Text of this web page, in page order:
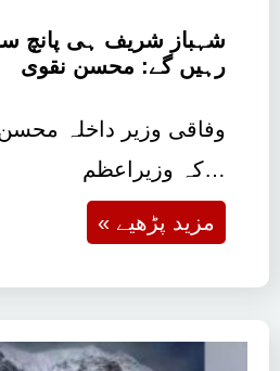
شہباز شریف ہی پانچ
رہیں گے: محسن نقوی
وفاقی وزیر داخلہ
کہ وزیراعظم…
« مزید پڑھیے